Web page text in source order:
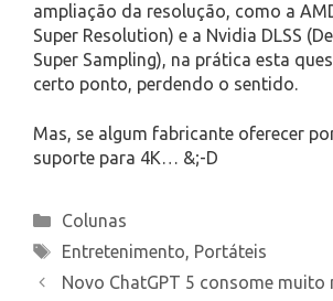
ampliação da resolução, como a
Super Resolution) e a Nvidia DLSS
Super Sampling), na prática esta
certo ponto, perdendo o sentido.
Mas, se algum fabricante oferecer
suporte para 4K… &;-D
Categories
Colunas
Tags
Entretenimento, Portáteis
Novo ChatGPT 5 consome muito